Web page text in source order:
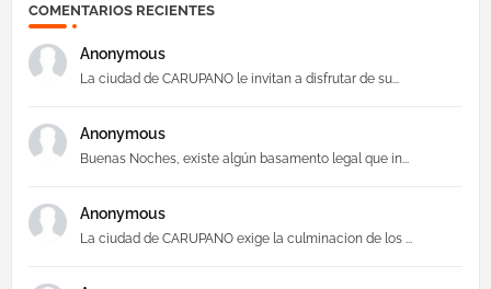
COMENTARIOS RECIENTES
Anonymous
La ciudad de CARUPANO le invitan a disfrutar de su...
Anonymous
Buenas Noches, existe algún basamento legal que in...
Anonymous
La ciudad de CARUPANO exige la culminacion de los ...